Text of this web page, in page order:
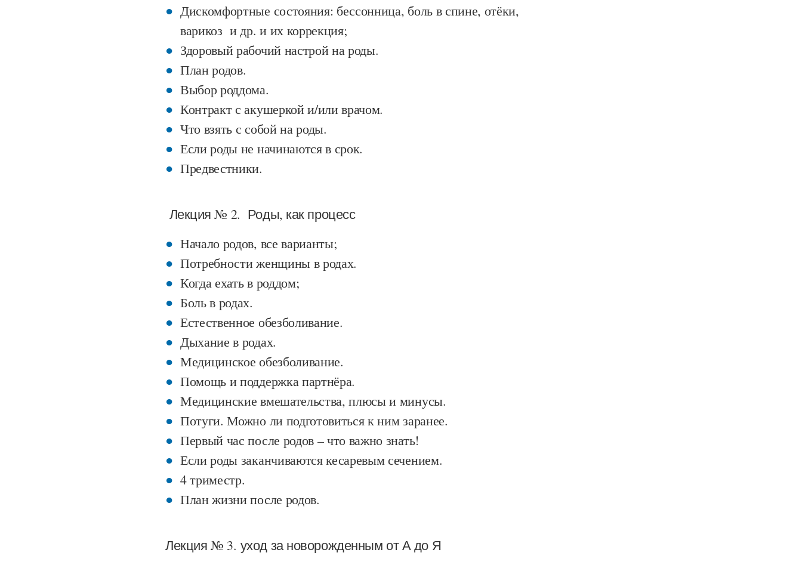
Дискомфортные состояния: бессонница, боль в спине, отёки,
варикоз и др. и их коррекция;
Здоровый рабочий настрой на роды.
План родов.
Выбор роддома.
Контракт с акушеркой и/или врачом.
Что взять с собой на роды.
Если роды не начинаются в срок.
Предвестники.
Лекция № 2. Роды, как процесс
Начало родов, все варианты;
Потребности женщины в родах.
Когда ехать в роддом;
Боль в родах.
Естественное обезболивание.
Дыхание в родах.
Медицинское обезболивание.
Помощь и поддержка партнёра.
Медицинские вмешательства, плюсы и минусы.
Потуги. Можно ли подготовиться к ним заранее.
Первый час после родов – что важно знать!
Если роды заканчиваются кесаревым сечением.
4 триместр.
План жизни после родов.
Лекция № 3. уход за новорожденным от А до Я